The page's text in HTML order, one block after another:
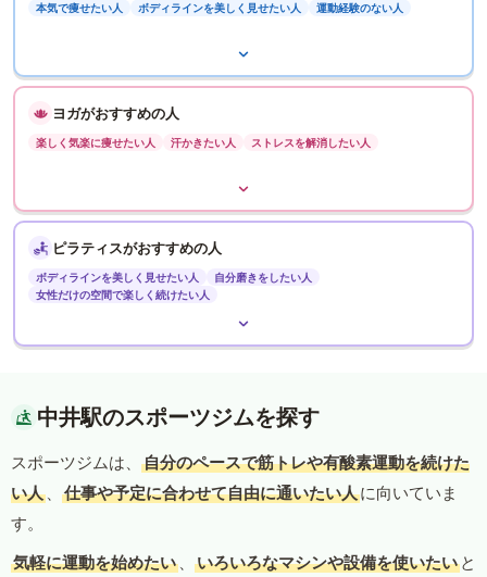
本気で痩せたい人 ボディラインを美しく見せたい人 運動経験のない人
ヨガがおすすめの人
楽しく気楽に痩せたい人 汗かきたい人 ストレスを解消したい人
ピラティスがおすすめの人
ボディラインを美しく見せたい人
自分磨きをしたい人
女性だけの空間で楽しく続けたい人
中井駅のスポーツジムを探す
スポーツジムは、
自分のペースで筋トレや有酸素運動を続けた
い人 、 仕事や予定に合わせて自由に通いたい人に向いていま
す。
気軽に運動を始めたい 、 いろいろなマシンや設備を使いたい と